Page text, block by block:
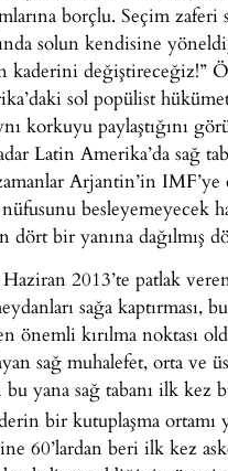
borçlu. Seçim zaferi
solun kendisine
kaderini değiştireceğiz!”
sol popülist
korkuyu paylaştığını
Latin Amerika’da sağ
Arjantin’in
besleyemeyecek
dört bir yanına
Haziran 2013’te patlak
sağa
önemli kırılma noktası
sağ muhalefet, orta ve
bu yana sağ tabanı ilk kez
bir kutuplaşma ortamı
60’lardan beri ilk kez